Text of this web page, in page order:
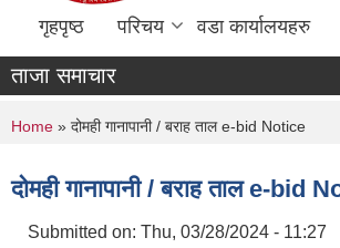
गृहपृष्ठ परिचय वडा कार्यालयहरु
ताजा समाचार
You are here
Home » दोमही गानापानी / बराह ताल e-bid Notice
दोमही गानापानी / बराह ताल e-bid
Submitted on: Thu, 03/28/2024 - 11:27